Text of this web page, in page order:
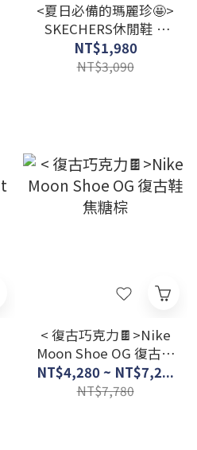
<夏日必備的瑪麗珍🤩>
SKECHERS休閒鞋 D
Lites Hiker-Navolato
女鞋 米 魔鬼氈 瑪莉珍
NT$1,980
NT$3,090
< 復古巧克力🍫>Nike
Moon Shoe OG 復古鞋
焦糖棕
NT$4,280 ~ NT$7,2...
NT$7,780